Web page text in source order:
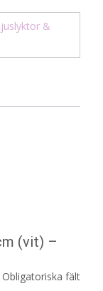
&
(vit) –
Obligatoriska fält